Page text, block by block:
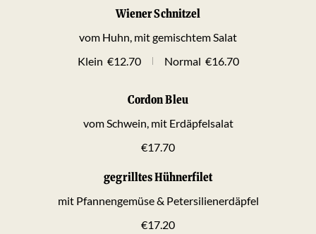
Wiener Schnitzel
vom Huhn, mit gemischtem Salat
Klein €12.70 Normal €16.70
Cordon Bleu
vom Schwein, mit Erdäpfelsalat
€17.70
gegrilltes Hühnerfilet
mit Pfannengemüse & Petersilienerdäpfel
€17.20